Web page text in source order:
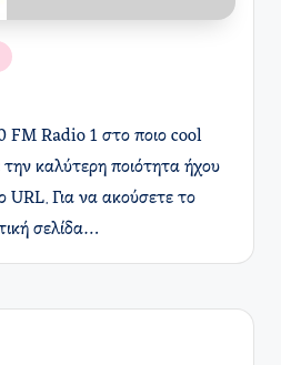
FM Radio 1 στο ποιο cool
την καλύτερη ποιότητα ήχου
URL. Για να ακούσετε το
σελίδα…